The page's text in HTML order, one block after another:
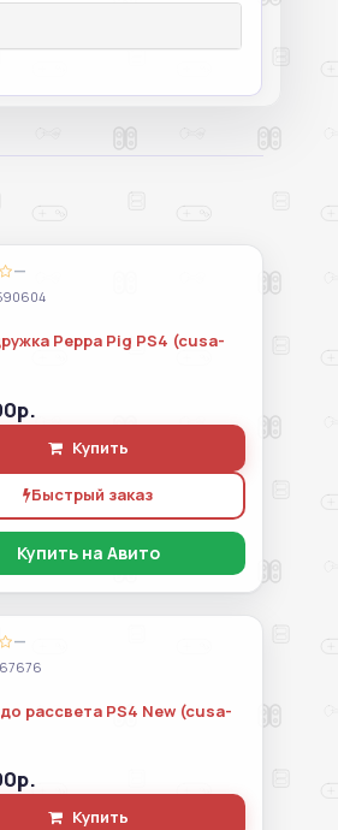
—
Peppa Pig PS4 (cusa-
Купить
Быстрый заказ
Купить на Авито
—
рассвета PS4 New (cusa-
Купить